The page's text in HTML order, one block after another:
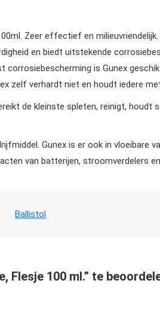
Zeer effectief en
en biedt uitstekende
is Gunex
zelf verhardt niet en houdt iedere
de kleinste spleten, reinigt,
Gunex is er ook in vloeibare
van batterijen, stroomverdelers
Ballistol
Flesje 100 ml.” te